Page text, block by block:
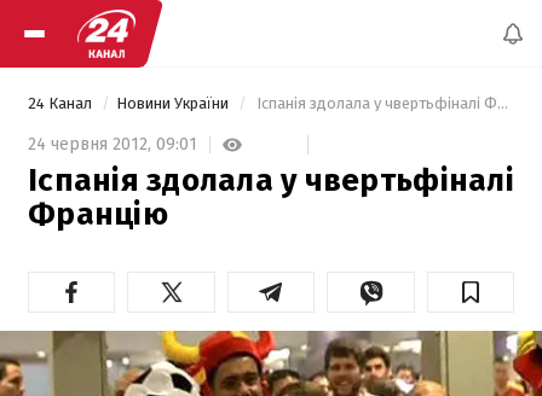
24 Канал Новини України Іспанія здолала у чвертьфіналі Францію
24 червня 2012, 09:01
Іспанія здолала у чвертьфіналі
Францію